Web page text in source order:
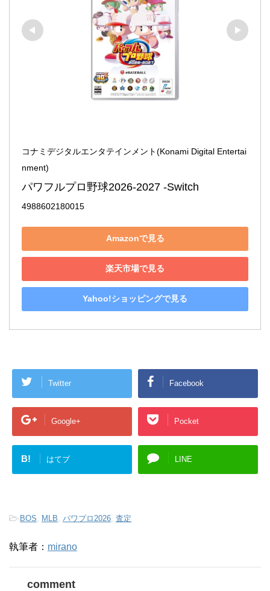
コナミデジタルエンタテインメント(Konami Digital Entertai
nment)
パワフルプロ野球2026-2027 -Switch
4988602180015
Amazonで見る
楽天市場で見る
Yahoo!ショッピングで見る
Twitter Facebook
Google+ Pocket
B! はてブ LINE
-BOS MLB パワプロ2026 査定
執筆者： mirano
comment